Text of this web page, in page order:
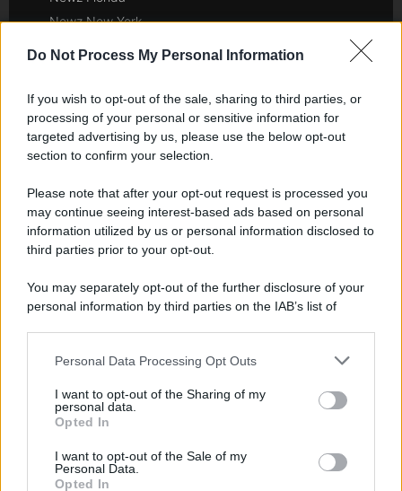
Do Not Process My Personal Information
If you wish to opt-out of the sale, sharing to third parties, or
processing of your personal or sensitive information for
targeted advertising by us, please use the below opt-out
section to confirm your selection.
Please note that after your opt-out request is processed you
may continue seeing interest-based ads based on personal
information utilized by us or personal information disclosed to
third parties prior to your opt-out.
You may separately opt-out of the further disclosure of your
personal information by third parties on the IAB’s list of
This information may also be disclosed by us to third parties
disclose it to other third parties.
Please note that this website/app uses one or more Google
services and may gather and store information including but
not limited to your visit or usage behaviour. You may click to
Personal Data Processing Opt Outs
I want to opt-out of the Sharing of my
personal data.
Opted In
I want to opt-out of the Sale of my
Personal Data.
Opted In
Newz New York
Newz Ohio
Gameland
Hig Tech Mag
Lgbtqia News
Motors Magazine 365
Day Travel 365
Cineverse Magazine
SecondHomeMagazine
Francia